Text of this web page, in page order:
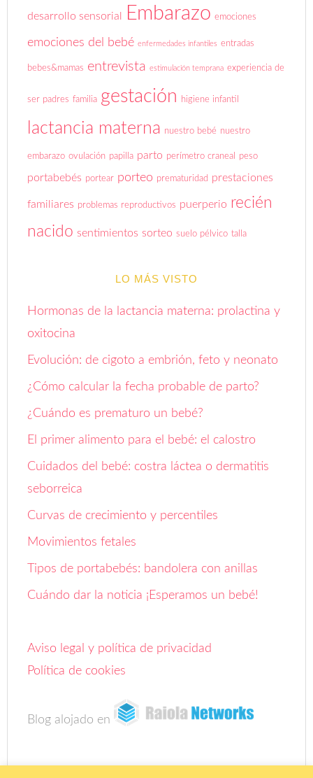
desarrollo sensorial Embarazo emociones
emociones del bebé enfermedades infantiles entradas
bebes&mamas entrevista estimulación temprana experiencia de
ser padres familia gestación higiene infantil
lactancia materna nuestro bebé nuestro
embarazo ovulación papilla parto perímetro craneal peso
portabebés portear porteo prematuridad prestaciones
familiares problemas reproductivos puerperio recién
nacido sentimientos sorteo suelo pélvico talla
LO MÁS VISTO
Hormonas de la lactancia materna: prolactina y
oxitocina
Evolución: de cigoto a embrión, feto y neonato
¿Cómo calcular la fecha probable de parto?
¿Cuándo es prematuro un bebé?
El primer alimento para el bebé: el calostro
Cuidados del bebé: costra láctea o dermatitis
seborreica
Curvas de crecimiento y percentiles
Movimientos fetales
Tipos de portabebés: bandolera con anillas
Cuándo dar la noticia ¡Esperamos un bebé!
Aviso legal y política de privacidad
Política de cookies
Blog alojado en